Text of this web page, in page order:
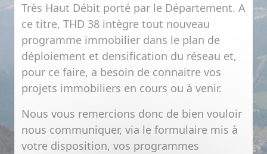
Très Haut Débit porté par le Département. A
ce titre, THD 38 intègre tout nouveau
programme immobilier dans le plan de
déploiement et densification du réseau et,
pour ce faire, a besoin de connaitre vos
projets immobiliers en cours ou à venir.
Nous vous remercions donc de bien vouloir
nous communiquer, via le formulaire mis à
votre disposition, vos programmes